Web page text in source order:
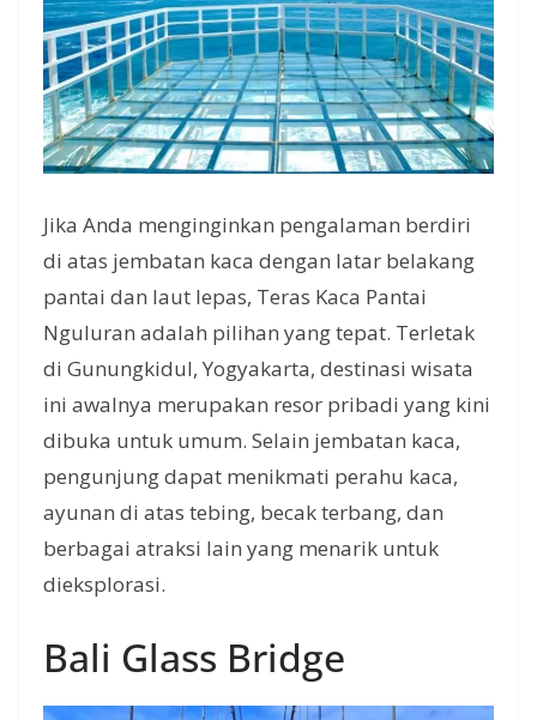
Jika Anda menginginkan pengalaman berdiri
di atas jembatan kaca dengan latar belakang
pantai dan laut lepas, Teras Kaca Pantai
Nguluran adalah pilihan yang tepat. Terletak
di Gunungkidul, Yogyakarta, destinasi wisata
ini awalnya merupakan resor pribadi yang kini
dibuka untuk umum. Selain jembatan kaca,
pengunjung dapat menikmati perahu kaca,
ayunan di atas tebing, becak terbang, dan
berbagai atraksi lain yang menarik untuk
dieksplorasi.
Bali Glass Bridge